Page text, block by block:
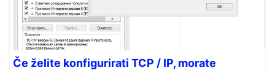
Če želite konfigurirati TCP / IP, morate